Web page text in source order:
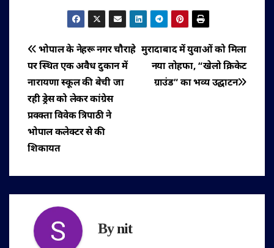
पोस्ट
नेविगेशन
मुरादाबाद में युवाओं को मिला
नया तोहफा, “खेलो क्रिकेट
ग्राउंड” का भव्य उद्घाटन
भोपाल के नेहरू नगर चौराहे
पर स्थित एक अवैध दुकान में
नारायणा स्कूल की बेची जा
रही ड्रेस को लेकर कांग्रेस
प्रवक्ता विवेक त्रिपाठी ने
भोपाल कलेक्टर से की
शिकायत
Bynit